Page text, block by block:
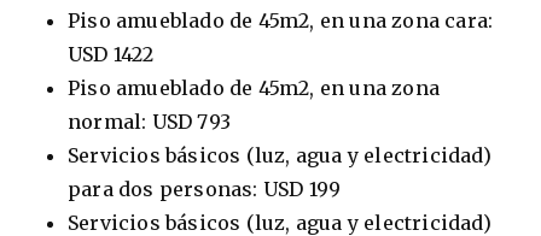
Piso amueblado de 45m2, en una zona cara:
USD 1422
Piso amueblado de 45m2, en una zona
normal: USD 793
Servicios básicos (luz, agua y electricidad)
para dos personas: USD 199
Servicios básicos (luz, agua y electricidad)